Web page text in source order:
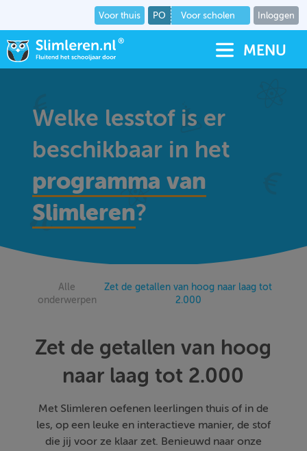
Voor thuis PO Voor scholen Inloggen
MENU
Welke lesstof is er
beschikbaar in het
programma van
Slimleren?
Alle
onderwerpen
Zet de getallen van hoog naar laag tot
2.000
Zet de getallen van hoog
naar laag tot 2.000
Met Slimleren oefenen leerlingen thuis of in de
les, op een leuke en interactieve manier, de stof
die jij voor ze klaar zet. Benieuwd naar onze